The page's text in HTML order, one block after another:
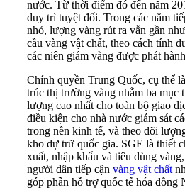
nước. Từ thời điểm đó đến năm
duy trì tuyệt đối. Trong các năm
nhỏ, lượng vàng rút ra vẫn gần
cầu vàng vật chất, theo cách tính
các niên giám vàng được phát
Chính quyền Trung Quốc, cụ thể
trúc thị trường vàng nhằm ba mục
lượng cao nhất cho toàn bộ giao
điều kiện cho nhà nước giám sát
trong nền kinh tế, và theo dõi
kho dự trữ quốc gia. SGE là thiết
xuất, nhập khẩu và tiêu dùng
người dân tiếp cận vàng vật chất
góp phần hỗ trợ quốc tế hóa đồng